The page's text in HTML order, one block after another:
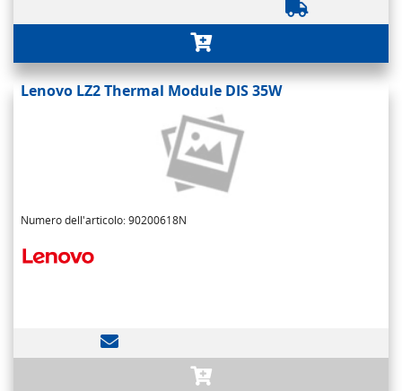
Lenovo LZ2 Thermal Module DIS 35W
Numero dell'articolo: 90200618N